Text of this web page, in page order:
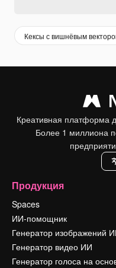
Кексы с вишнёвым
Креативная платформа
Более 1 миллиона
Продукция
Spaces
ИИ-помощник
Генератор изображений
Генератор видео ИИ
Генератор голоса на